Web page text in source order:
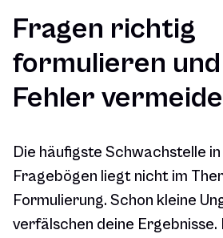
Fragen richtig
formulieren
Fehler
Die häufigste Schwachstelle
Fragebögen liegt nicht im
Formulierung. Schon kleine
verfälschen deine Ergebnisse.